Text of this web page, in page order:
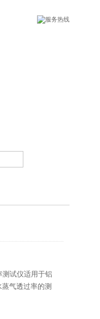
试仪适用于铝
气透过率的测